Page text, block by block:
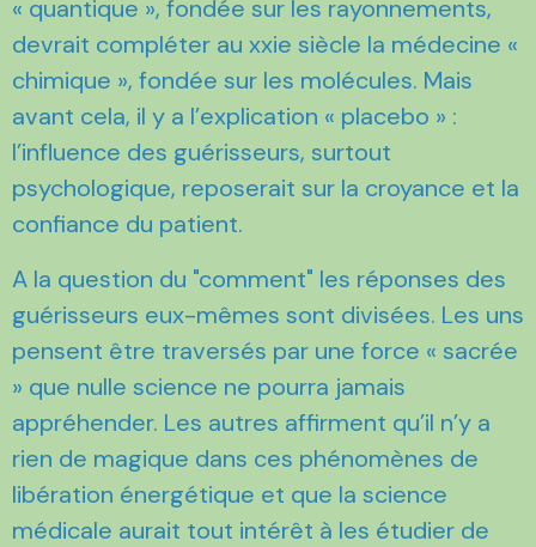
« quantique », fondée sur les rayonnements,
devrait compléter au xxie siècle la médecine «
chimique », fondée sur les molécules. Mais
avant cela, il y a l’explication « placebo » :
l’influence des guérisseurs, surtout
psychologique, reposerait sur la croyance et la
confiance du patient.
A la question du "comment" les réponses des
guérisseurs eux-mêmes sont divisées. Les uns
pensent être traversés par une force « sacrée
» que nulle science ne pourra jamais
appréhender. Les autres affirment qu’il n’y a
rien de magique dans ces phénomènes de
libération énergétique et que la science
médicale aurait tout intérêt à les étudier de